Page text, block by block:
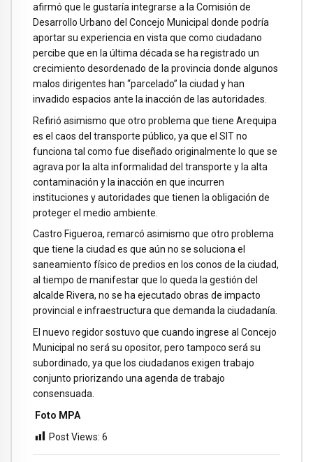
afirmó que le gustaría integrarse a la Comisión de
Desarrollo Urbano del Concejo Municipal donde podría
aportar su experiencia en vista que como ciudadano
percibe que en la última década se ha registrado un
crecimiento desordenado de la provincia donde algunos
malos dirigentes han “parcelado” la ciudad y han
invadido espacios ante la inacción de las autoridades.
Refirió asimismo que otro problema que tiene Arequipa
es el caos del transporte público, ya que el SIT no
funciona tal como fue diseñado originalmente lo que se
agrava por la alta informalidad del transporte y la alta
contaminación y la inacción en que incurren
instituciones y autoridades que tienen la obligación de
proteger el medio ambiente.
Castro Figueroa, remarcó asimismo que otro problema
que tiene la ciudad es que aún no se soluciona el
saneamiento físico de predios en los conos de la ciudad,
al tiempo de manifestar que lo queda la gestión del
alcalde Rivera, no se ha ejecutado obras de impacto
provincial e infraestructura que demanda la ciudadanía.
El nuevo regidor sostuvo que cuando ingrese al Concejo
Municipal no será su opositor, pero tampoco será su
subordinado, ya que los ciudadanos exigen trabajo
conjunto priorizando una agenda de trabajo
consensuada.
Foto MPA
Post Views: 6